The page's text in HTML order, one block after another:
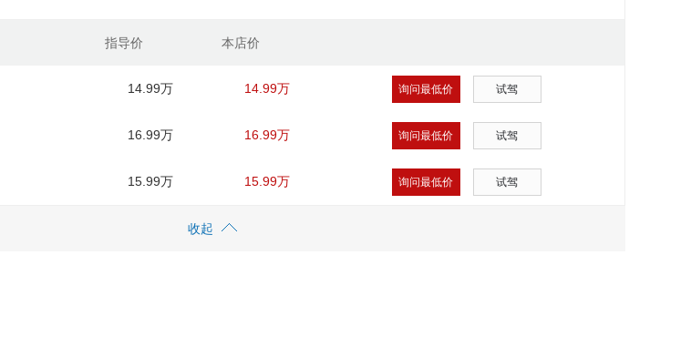
指导价 本店价
14.99万 14.99万 询问最低价 试驾
16.99万 16.99万 询问最低价 试驾
15.99万 15.99万 询问最低价 试驾
收起